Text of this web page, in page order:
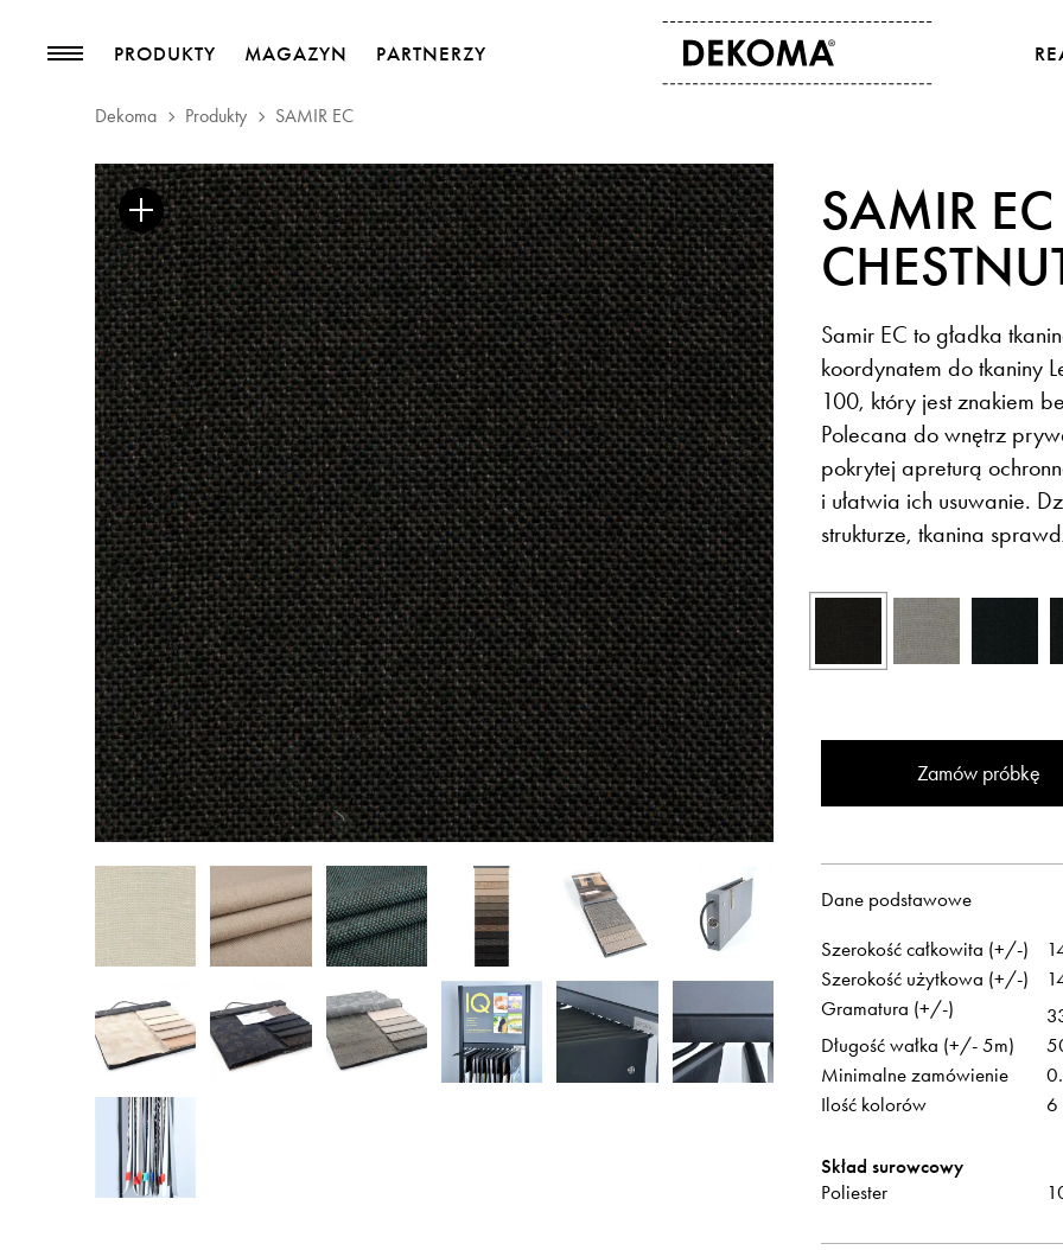
PRODUKTY MAGAZYN PARTNERZY
PRODUKTY
Kolekcje
Tkaniny meblowe
Tkaniny zasłonowe
Pasmanteria
Tapety
Skóry
Akcesoria
MAGAZYN
Trendy
Blog
O NAS
Historia
Kultura i sztuka
Dla osób studenckich
Aktualności
Dane kontaktowe
Gdzie kupić
Eksport
REALIZACJE
Kulturalne
Komercyjne
Biura
Pracownie
PARTNERZY
Alcantara
Abraham Moon
Baza wiedzy
Broszury
Dla Prasy
Praca
Newsletter
ISSUUOtwiera link w nowej karcie
Dekoma Produkty SAMIR EC
SAMIR EC
Samir EC to gładka
koordynatem do tkaniny
100, który jest znakiem
Polecana do wnętrz
pokrytej apreturą
i ułatwia ich usuwanie.
strukturze, tkanina
Zamów próbkę
Dane podstawowe
Szerokość całkowita (+/-)
Szerokość użytkowa (+/-)
Gramatura (+/-)
Długość wałka (+/- 5m)
Minimalne zamówienie
Ilość kolorów
6
Skład surowcowy
Poliester